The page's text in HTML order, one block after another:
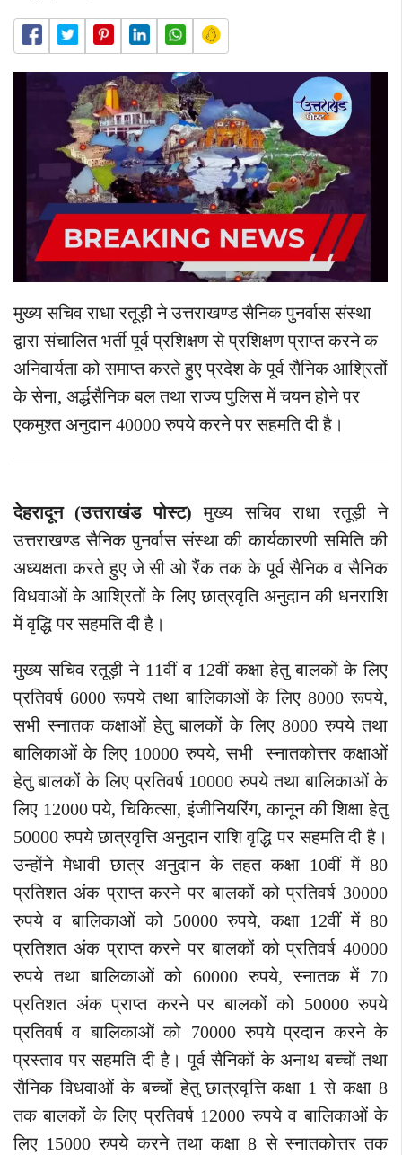
मुख्य सचिव राधा रतूड़ी ने उत्तराखण्ड सैनिक पुनर्वास संस्था
द्वारा संचालित भर्ती पूर्व प्रशिक्षण से प्रशिक्षण प्राप्त करने क
अनिवार्यता को समाप्त करते हुए प्रदेश के पूर्व सैनिक आश्रितों
के सेना, अर्द्धसैनिक बल तथा राज्य पुलिस में चयन होने पर
एकमुश्त अनुदान 40000 रुपये करने पर सहमति दी है।
देहरादून (उत्तराखंड पोस्ट) मुख्य सचिव राधा रतूड़ी ने
उत्तराखण्ड सैनिक पुनर्वास संस्था की कार्यकारणी समिति की
अध्यक्षता करते हुए जे सी ओ रैंक तक के पूर्व सैनिक व सैनिक
विधवाओं के आश्रितों के लिए छात्रवृति अनुदान की धनराशि
में वृद्धि पर सहमति दी है।
मुख्य सचिव रतूड़ी ने 11वीं व 12वीं कक्षा हेतु बालकों के लिए
प्रतिवर्ष 6000 रूपये तथा बालिकाओं के लिए 8000 रूपये,
सभी स्नातक कक्षाओं हेतु बालकों के लिए 8000 रुपये तथा
बालिकाओं के लिए 10000 रुपये, सभी स्नातकोत्तर कक्षाओं
हेतु बालकों के लिए प्रतिवर्ष 10000 रुपये तथा बालिकाओं के
लिए 12000 पये, चिकित्सा, इंजीनियरिंग, कानून की शिक्षा हेतु
50000 रुपये छात्रवृत्ति अनुदान राशि वृद्धि पर सहमति दी है।
उन्होंने मेधावी छात्र अनुदान के तहत कक्षा 10वीं में 80
प्रतिशत अंक प्राप्त करने पर बालकों को प्रतिवर्ष 30000
रुपये व बालिकाओं को 50000 रुपये, कक्षा 12वीं में 80
प्रतिशत अंक प्राप्त करने पर बालकों को प्रतिवर्ष 40000
रुपये तथा बालिकाओं को 60000 रुपये, स्नातक में 70
प्रतिशत अंक प्राप्त करने पर बालकों को 50000 रुपये
प्रतिवर्ष व बालिकाओं को 70000 रुपये प्रदान करने के
प्रस्ताव पर सहमति दी है। पूर्व सैनिकों के अनाथ बच्चों तथा
सैनिक विधवाओं के बच्चों हेतु छात्रवृत्ति कक्षा 1 से कक्षा 8
तक बालकों के लिए प्रतिवर्ष 12000 रुपये व बालिकाओं के
लिए 15000 रुपये करने तथा कक्षा 8 से स्नातकोत्तर तक